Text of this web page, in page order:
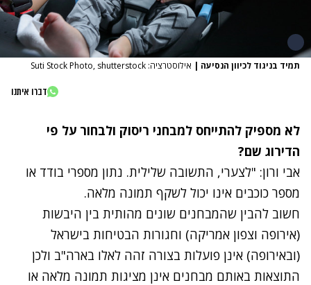
תמיד בניגוד לכיוון הנסיעה | אילוסטרציה: Suti Stock Photo, shutterstock
דברו איתנו
לא מספיק להתייחס למבחני ריסוק ולבחור על פי
הדירוג שם?
אבי ורון: "לצערי, התשובה שלילית. נתון מספרי בודד או
מספר כוכבים אינו יכול לשקף תמונה מלאה.
חשוב להבין שהמבחנים שונים מהותית בין היבשות
(אירופה וצפון אמריקה) וחגורות הבטיחות בישראל
(ובאירופה) אינן פועלות בצורה זהה לאלו בארה"ב ולכן
התוצאות באותם מבחנים אינן מציגות תמונה מלאה או